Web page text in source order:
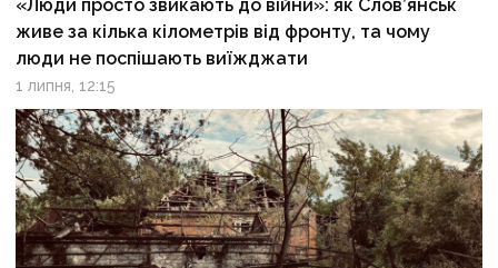
«Люди просто звикають до війни»: як Слов’янськ
живе за кілька кілометрів від фронту, та чому
люди не поспішають виїжджати
1 липня, 12:15